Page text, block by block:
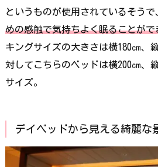
というものが使用されているそう
めの感触で気持ちよく眠ることがで
キングサイズの大きさは横180㎝、
対してこちらのベッドは横200㎝、
サイズ。
デイベッドから見える綺麗な